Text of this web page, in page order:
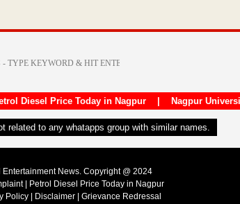
Diesel Price Today in Nagpur| Nagpur
related to any whatapps group with similar names.
News. Copyright @ 2024
|
Petrol Diesel Price Today in Nagpur
Policy Disclaimer Grievance Redressal